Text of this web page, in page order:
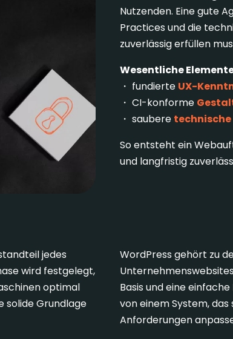
Nutzenden. Eine gute
Practices und die
zuverlässig erfüllen
Wesentliche
・ fundierte UX-
・ CI-konforme
・ saubere
So entsteht ein
und langfristig
jedes
wird festgelegt,
optimal
solide Grundlage
WordPress gehört zu
Basis und eine
von einem System,
Anforderungen